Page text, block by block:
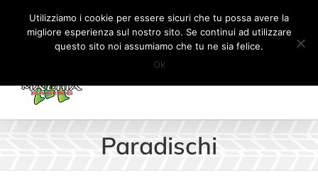
Salta
contenuto
Il mio account CARRELLO
Paradischi
Utilizziamo i cookie per essere sicuri che tu possa avere la
migliore esperienza sul nostro sito. Se continui ad utilizzare
questo sito noi assumiamo che tu ne sia felice.
Ok